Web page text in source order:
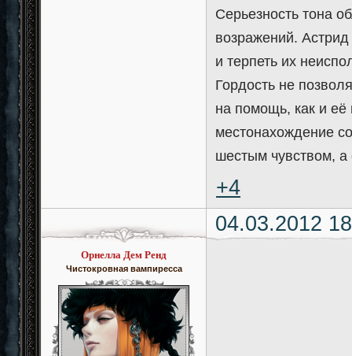
Серьезность тона
возражений.
и терпеть их
Гордость не
на помощь, как и её
местонахождение
шестым чувством,
+4
04.03.2012
Орнелла Дем Ренд
Чистокровная вампиресса